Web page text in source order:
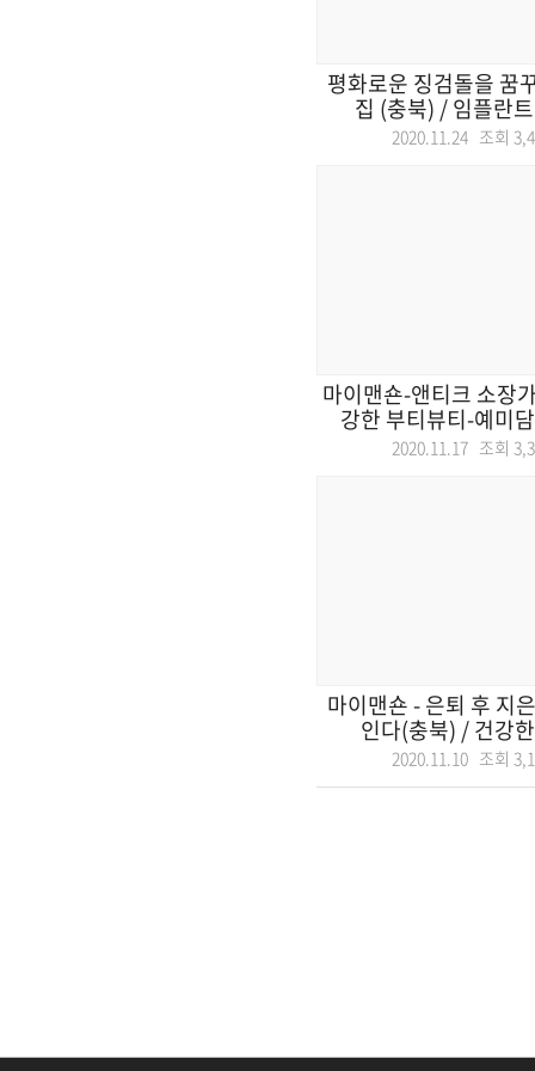
평화로운 징검돌을 꿈
집 (충북) / 임플란
2020.11.24 조회
마이맨숀-앤티크 소장
강한 부티뷰티-예미
2020.11.17 조회
마이맨숀 - 은퇴 후 지
인다(충북) / 건강
2020.11.10 조회